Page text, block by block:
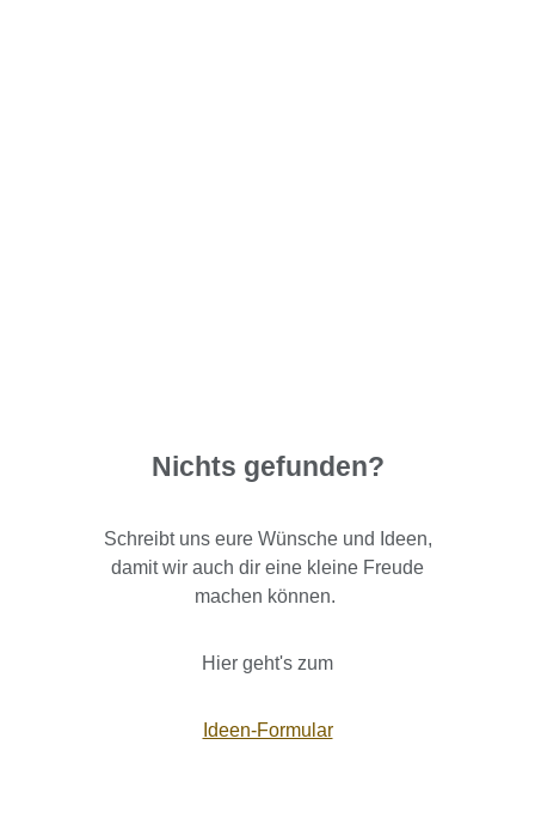
Nichts gefunden?
Schreibt uns eure Wünsche und Ideen,
damit wir auch dir eine kleine Freude
machen können.
Hier geht's zum
Ideen-Formular